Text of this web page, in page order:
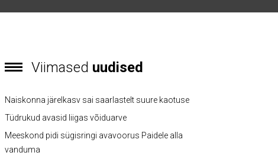
Viimased uudised
Naiskonna järelkasv sai saarlastelt suure kaotuse
Tüdrukud avasid liigas võiduarve
Meeskond pidi sügisringi avavoorus Paidele alla
vanduma